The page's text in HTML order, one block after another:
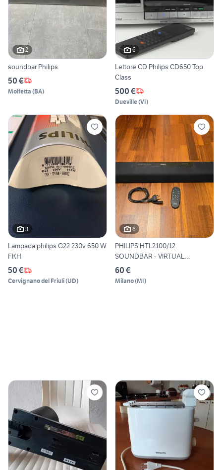
2
soundbar Philips
50 €
Molfetta (BA)
6
Lettore CD Philips CD650 Top
Class
500 €
Dueville(VI)
3
Lampada philips G22 230v 650 W
FKH
50 €
Cervignano del Friuli(UD)
6
PHILIPS HTL2100/12
SOUNDBAR - VIRTUAL
SURROUND - A
60 €
Milano(MI)